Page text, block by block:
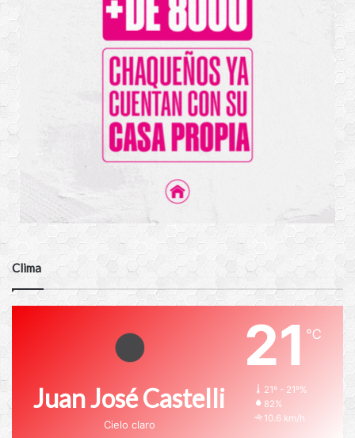
Clima
Juan José Castelli
Cielo claro
21℃
21º - 21º%
82%
10.6 km/h